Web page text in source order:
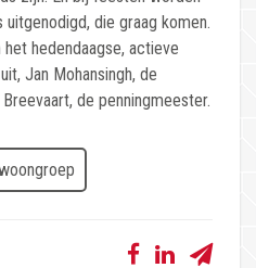
die graag komen.
hedendaagse, actieve
Jan Mohansingh, de
de penningmeester.